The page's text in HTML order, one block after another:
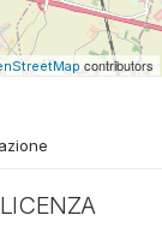
contributors